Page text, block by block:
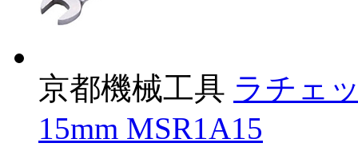
京都機械工具 ラチェ
15mm MSR1A15